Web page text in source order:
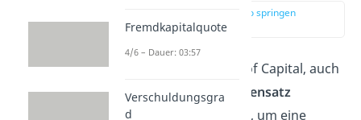
zur Stelle im Video springen
(00:12)
Weighted Average Cost of Capital, auch
gewichteter Kapitalkostensatz
genannt, wird berechnet, um eine
Fremdkapitalquote
4/6 – Dauer: 03:57
Verschuldungsgra
d